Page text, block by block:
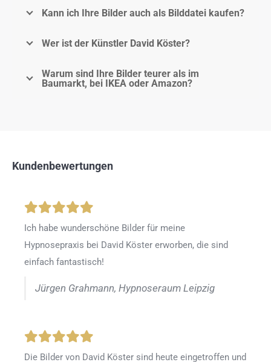
Kann ich Ihre Bilder auch als Bilddatei kaufen?
Wer ist der Künstler David Köster?
Warum sind Ihre Bilder teurer als im
Baumarkt, bei IKEA oder Amazon?
Kundenbewertungen
Ich habe wunderschöne Bilder für meine
Hypnosepraxis bei David Köster erworben, die sind
einfach fantastisch!
Jürgen Grahmann, Hypnoseraum Leipzig
Die Bilder von David Köster sind heute eingetroffen und